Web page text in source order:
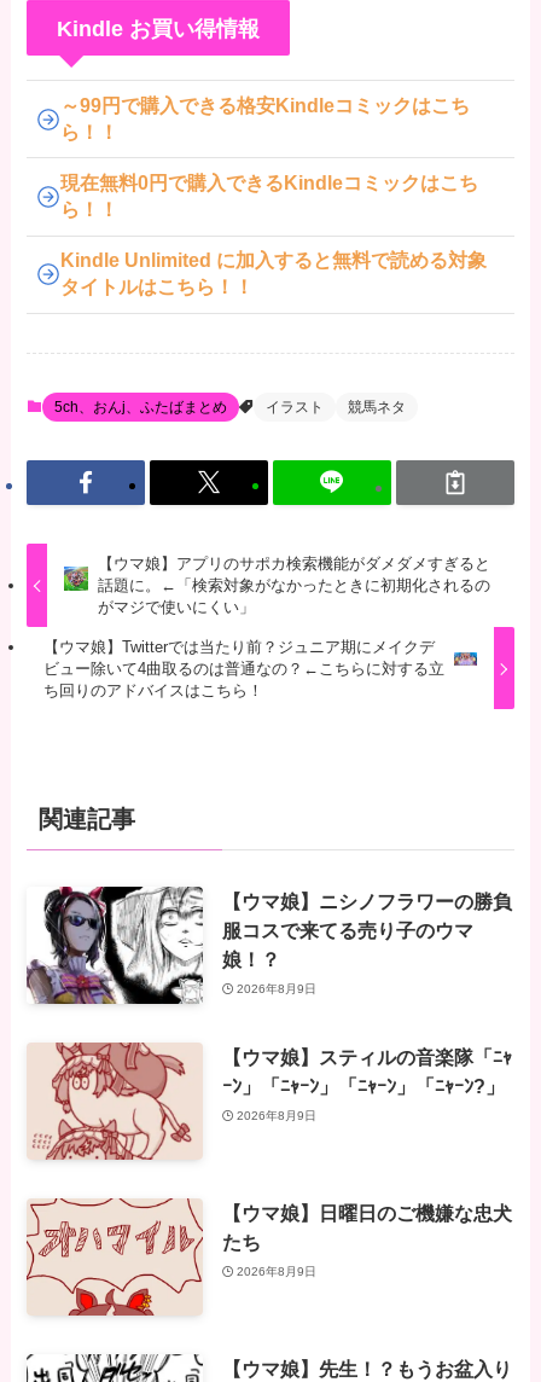
Kindle お買い得情報
～99円で購入できる格安Kindleコミックはこち
ら！！
現在無料0円で購入できるKindleコミックはこち
ら！！
Kindle Unlimited に加入すると無料で読める対象
タイトルはこちら！！
5ch、おんj、ふたばまとめ イラスト 競馬ネタ
【ウマ娘】アプリのサポカ検索機能がダメダメすぎると
話題に。←「検索対象がなかったときに初期化されるの
がマジで使いにくい」
【ウマ娘】Twitterでは当たり前？ジュニア期にメイクデ
ビュー除いて4曲取るのは普通なの？←こちらに対する立
ち回りのアドバイスはこちら！
関連記事
【ウマ娘】ニシノフラワーの勝負
服コスで来てる売り子のウマ
娘！？
2026年8月9日
【ウマ娘】スティルの音楽隊「ﾆｬ
ｰﾝ」「ﾆｬｰﾝ」「ﾆｬｰﾝ」「ﾆｬｰﾝ?」
2026年8月9日
【ウマ娘】日曜日のご機嫌な忠犬
たち
2026年8月9日
【ウマ娘】先生！？もうお盆入り